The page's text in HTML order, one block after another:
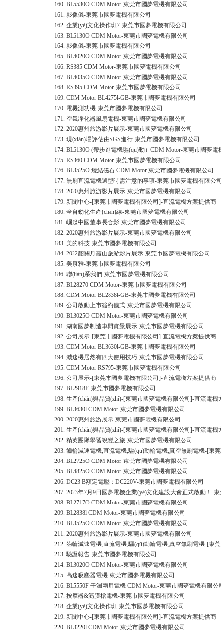
160. BL5530O CDM Motor-東莞市國夢電機有限公司
161. 影像儀-東莞市國夢電機有限公司
162. 企業(yè)文化操作班7-東莞市國夢電機有限公司
163. BL6130O CDM Motor-東莞市國夢電機有限公司
164. 影像儀-東莞市國夢電機有限公司
165. BL4020O CDM Motor-東莞市國夢電機有限公司
166. RS385 CDM Motor-東莞市國夢電機有限公司
167. BL4035O CDM Motor-東莞市國夢電機有限公司
168. RS395 CDM Motor-東莞市國夢電機有限公司
169. CDM Motor BL4275l-GB-東莞市國夢電機有限公司
170. 電機測功機-東莞市國夢電機有限公司
171. 空氣凈化器風扇電機-東莞市國夢電機有限公司
172. 2020惠州旅游影片展示-東莞市國夢電機有限公司
173. 現(xiàn)場評估由SGS進行-東莞市國夢電機有限公司
174. BL6130O (帶步進電機驅(qū)動）CDM Motor-東莞市國夢電
175. RS360 CDM Motor-東莞市國夢電機有限公司
176. BL3525O 燒結磁石 CDM Motor-東莞市國夢電機有限公司
177. 無刷直流電機選型時需注意的事項-東莞市國夢電機有限公
178. 2020惠州旅游影片展示-東莞市國夢電機有限公司
179. 新聞中心-[東莞市國夢電機有限公司]-直流電機方案提供商
180. 全自動化生產(chǎn)線-東莞市國夢電機有限公司
181. 崛起中國董事長合影-東莞市國夢電機有限公司
182. 2020惠州旅游影片展示-東莞市國夢電機有限公司
183. 美的科技-東莞市國夢電機有限公司
184. 2022韶關丹霞山旅游影片展示-東莞市國夢電機有限公司
185. 美康雅-東莞市國夢電機有限公司
186. 聯(lián)系我們-東莞市國夢電機有限公司
187. BL28270 CDM Motor-東莞市國夢電機有限公司
188. CDM Motor BL2838l-GB-東莞市國夢電機有限公司
189. 公司啟動上市簽約儀式-東莞市國夢電機有限公司
190. BL3025O CDM Motor-東莞市國夢電機有限公司
191. 湖南國夢制造車間實景展示-東莞市國夢電機有限公司
192. 公司展示-[東莞市國夢電機有限公司]-直流電機方案提供商
193. CDM Motor BL3630l-GB-東莞市國夢電機有限公司
194. 減速機居然有四大使用技巧-東莞市國夢電機有限公司
195. CDM Motor RS795-東莞市國夢電機有限公司
196. 公司展示-[東莞市國夢電機有限公司]-直流電機方案提供商
197. BL2918F-東莞市國夢電機有限公司
198. 生產(chǎn)與品質(zhì)-[東莞市國夢電機有限公司]-直流電機
199. BL3630l CDM Motor-東莞市國夢電機有限公司
200. 2020惠州旅游展示-東莞市國夢電機有限公司
201. 生產(chǎn)與品質(zhì)-[東莞市國夢電機有限公司]-直流電機
202. 精英團隊學習蛻變之旅-東莞市國夢電機有限公司
203. 齒輪減速電機,直流電機,驅(qū)動輪電機,真空無刷電機-[東
204. BL2725O CDM Motor-東莞市國夢電機有限公司
205. BL4825O CDM Motor-東莞市國夢電機有限公司
206. DC23 B額定電壓；DC220V-東莞市國夢電機有限公司
207. 2023年7月9日國夢電機企業(yè)文化建設大會正式啟動！-
208. BL2717O CDM Motor-東莞市國夢電機有限公司
209. BL2838l CDM Motor-東莞市國夢電機有限公司
210. BL3525O CDM Motor-東莞市國夢電機有限公司
211. 2020惠州旅游影片展示-東莞市國夢電機有限公司
212. 齒輪減速電機,直流電機,驅(qū)動輪電機,真空無刷電機-[東
213. 驗證報告-東莞市國夢電機有限公司
214. BL3020O CDM Motor-東莞市國夢電機有限公司
215. 高速吸塵器電機-東莞市國夢電機有限公司
216. BL5550F 干濕兩用電機 CDM Motor-東莞市國夢電機有限公
217. 按摩器&筋膜槍電機-東莞市國夢電機有限公司
218. 企業(yè)文化操作班-東莞市國夢電機有限公司
219. 新聞中心-[東莞市國夢電機有限公司]-直流電機方案提供商
220. BL3220l CDM Motor-東莞市國夢電機有限公司